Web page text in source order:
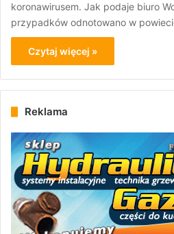
koronawirusem. Jak podaje biuro
przypadków odnotowano w
Czytaj więcej »
Reklama